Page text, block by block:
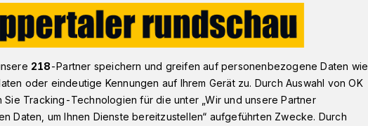
218-Partner speichern und greifen auf personenbezogene Daten wie
oder eindeutige Kennungen auf Ihrem Gerät zu. Durch Auswahl von OK
Sie Tracking-Technologien für die unter „Wir und unsere Partner
Daten, um Ihnen Dienste bereitzustellen“ aufgeführten Zwecke. Durch